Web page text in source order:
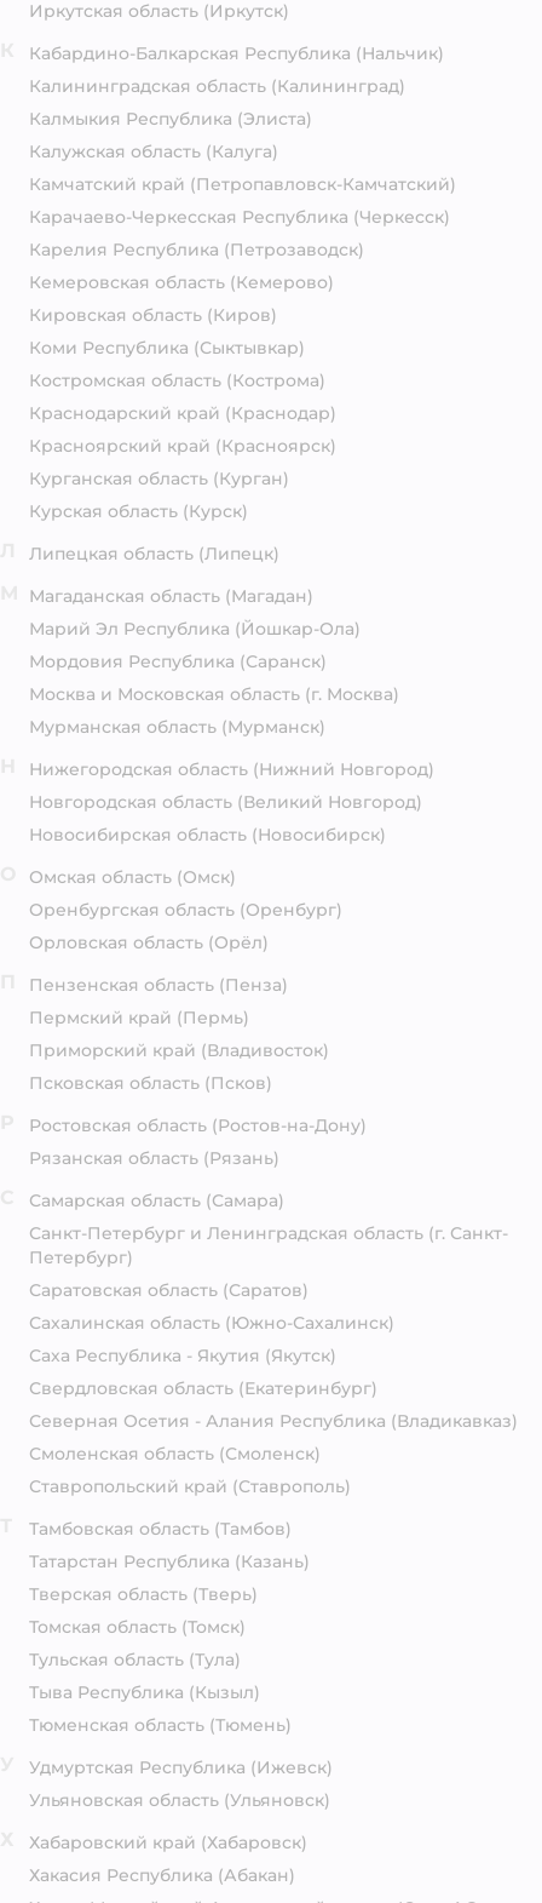
Иркутская область (Иркутск)
Кабардино-Балкарская Республика (Нальчик)
Калининградская область (Калининград)
Калмыкия Республика (Элиста)
Калужская область (Калуга)
Камчатский край (Петропавловск-Камчатский)
Карачаево-Черкесская Республика (Черкесск)
Карелия Республика (Петрозаводск)
Кемеровская область (Кемерово)
Кировская область (Киров)
Коми Республика (Сыктывкар)
Костромская область (Кострома)
Краснодарский край (Краснодар)
Красноярский край (Красноярск)
Курганская область (Курган)
Курская область (Курск)
Липецкая область (Липецк)
Магаданская область (Магадан)
Марий Эл Республика (Йошкар-Ола)
Мордовия Республика (Саранск)
Москва и Московская область (г. Москва)
Мурманская область (Мурманск)
Нижегородская область (Нижний Новгород)
Новгородская область (Великий Новгород)
Новосибирская область (Новосибирск)
Омская область (Омск)
Оренбургская область (Оренбург)
Орловская область (Орёл)
Пензенская область (Пенза)
Пермский край (Пермь)
Приморский край (Владивосток)
Псковская область (Псков)
Ростовская область (Ростов-на-Дону)
Рязанская область (Рязань)
Самарская область (Самара)
Санкт-Петербург и Ленинградская область (г. Санкт-
Петербург)
Саратовская область (Саратов)
Сахалинская область (Южно-Сахалинск)
Саха Республика - Якутия (Якутск)
Свердловская область (Екатеринбург)
Северная Осетия - Алания Республика (Владикавказ)
Смоленская область (Смоленск)
Ставропольский край (Ставрополь)
Тамбовская область (Тамбов)
Татарстан Республика (Казань)
Тверская область (Тверь)
Томская область (Томск)
Тульская область (Тула)
Тыва Республика (Кызыл)
Тюменская область (Тюмень)
Удмуртская Республика (Ижевск)
Ульяновская область (Ульяновск)
Хабаровский край (Хабаровск)
Хакасия Республика (Абакан)